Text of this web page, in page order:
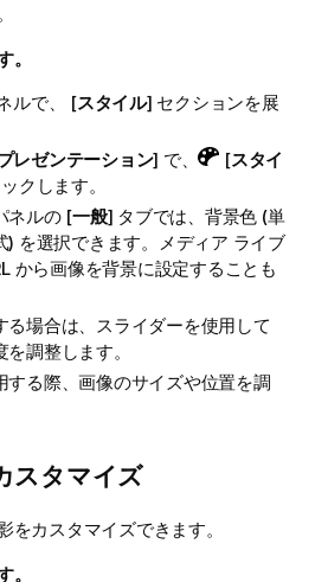
ルで、 [スタイル] セクションを展
レゼンテーション] で、 [スタイ
クします。
ネルの [一般] タブでは、背景色 (単
) を選択できます。メディア ライブ
から画像を背景に設定することも
る場合は、スライダーを使用して
調整します。
する際、画像のサイズや位置を調
スタマイズ
をカスタマイズできます。